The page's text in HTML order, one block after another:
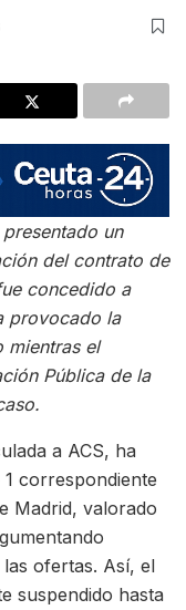
un
del contrato de
concedido a
provocado la
mientras el
Pública de la
a ACS, ha
correspondiente
Madrid, valorado
ofertas. Así, el
suspendido hasta